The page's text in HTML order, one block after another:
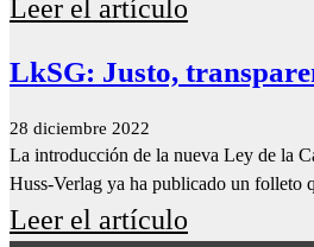
Leer el artículo
LkSG: Justo,
28 diciembre 2022
La introducción de la nueva Ley de la
Huss-Verlag ya ha publicado un folleto
Leer el artículo